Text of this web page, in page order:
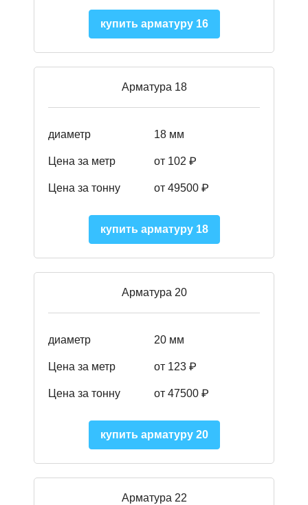
купить арматуру 16
Арматура 18
диаметр 18 мм
Цена за метр от 102 ₽
Цена за тонну от 49500 ₽
купить арматуру 18
Арматура 20
диаметр 20 мм
Цена за метр от 123 ₽
Цена за тонну от 47500 ₽
купить арматуру 20
Арматура 22